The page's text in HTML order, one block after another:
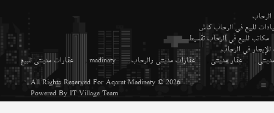
للبيع في الرحاب كاش
مكاتب للبيع في الرحاب تقسيط
للإيجار في الرحاب
عقار مدينتى , عقارات مدينتى والرحاب,
madinaty
, عقارات مدينتى للبيع
All Rights Reserved ForAqarat Madinaty© 2026
Powered ByIT Village Team